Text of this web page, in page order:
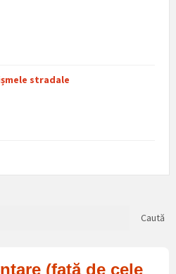
stradale
Caută
(față de cele